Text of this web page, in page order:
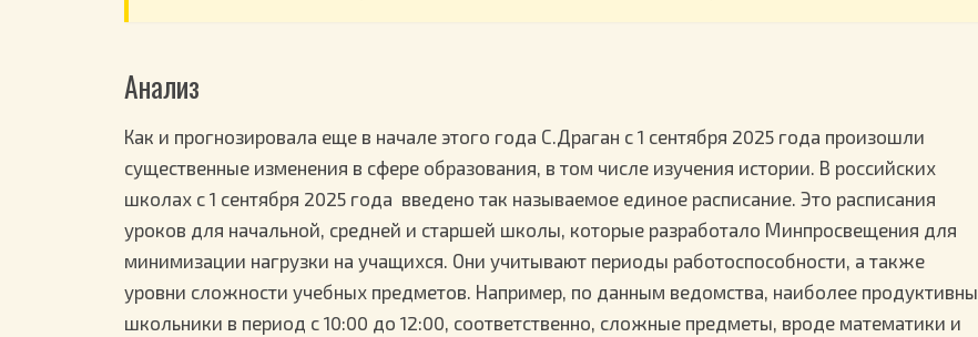
Анализ
Как и прогнозировала еще в начале этого года С.Драган с 1 сентября 2025 года произошли
существенные изменения в сфере образования, в том числе изучения истории. В российских
школах с 1 сентября 2025 года введено так называемое единое расписание. Это расписания
уроков для начальной, средней и старшей школы, которые разработало Минпросвещения для
минимизации нагрузки на учащихся. Они учитывают периоды работоспособности, а также
уровни сложности учебных предметов. Например, по данным ведомства, наиболее продуктивны
школьники в период с 10:00 до 12:00, соответственно, сложные предметы, вроде математики и